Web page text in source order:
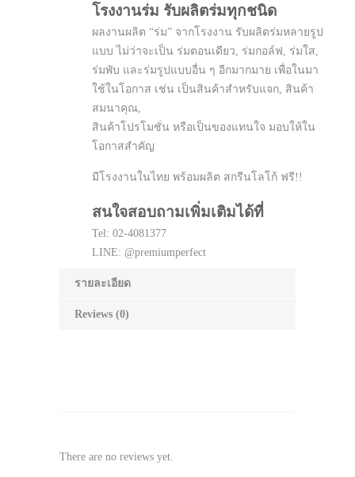
โรงงานร่ม รับผลิตร่มทุกชนิด
ผลงานผลิต “ร่ม” จากโรงงาน รับผลิตร่มหลายรูป
แบบ ไม่ว่าจะเป็น ร่มตอนเดียว, ร่มกอล์ฟ, ร่มใส,
ร่มพับ และร่มรูปแบบอื่น ๆ อีกมากมาย เพื่อในมา
ใช้ในโอกาส เช่น เป็นสินค้าสำหรับแจก, สินค้า
สมนาคุณ,
สินค้าโปรโมชั่น หรือเป็นของแทนใจ มอบให้ใน
โอกาสสำคัญ
มีโรงงานในไทย พร้อมผลิต สกรีนโลโก้ ฟรี!!
สนใจสอบถามเพิ่มเติมได้ที่
Tel: 02-4081377
LINE: @premiumperfect
รายละเอียด
Reviews (0)
There are no reviews yet.